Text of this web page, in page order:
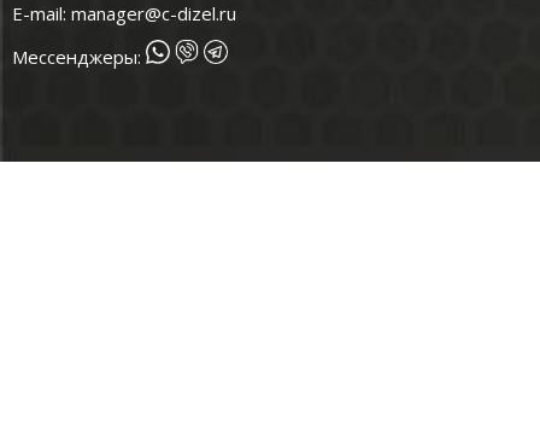
E-mail: manager@c-dizel.ru
Мессенджеры: